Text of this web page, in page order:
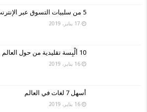
5 من سلبيات التسوق عبر الإنترنت ؟
17 يناير، 2019
10 ألْبِسة تقليدية من حول العالم
16 يناير، 2019
أسهل 7 لغات في العالم
16 يناير، 2019